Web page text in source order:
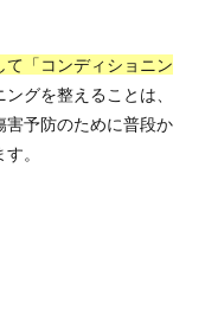
「コンディショニン
グを整えることは、
害予防のために普段か
。